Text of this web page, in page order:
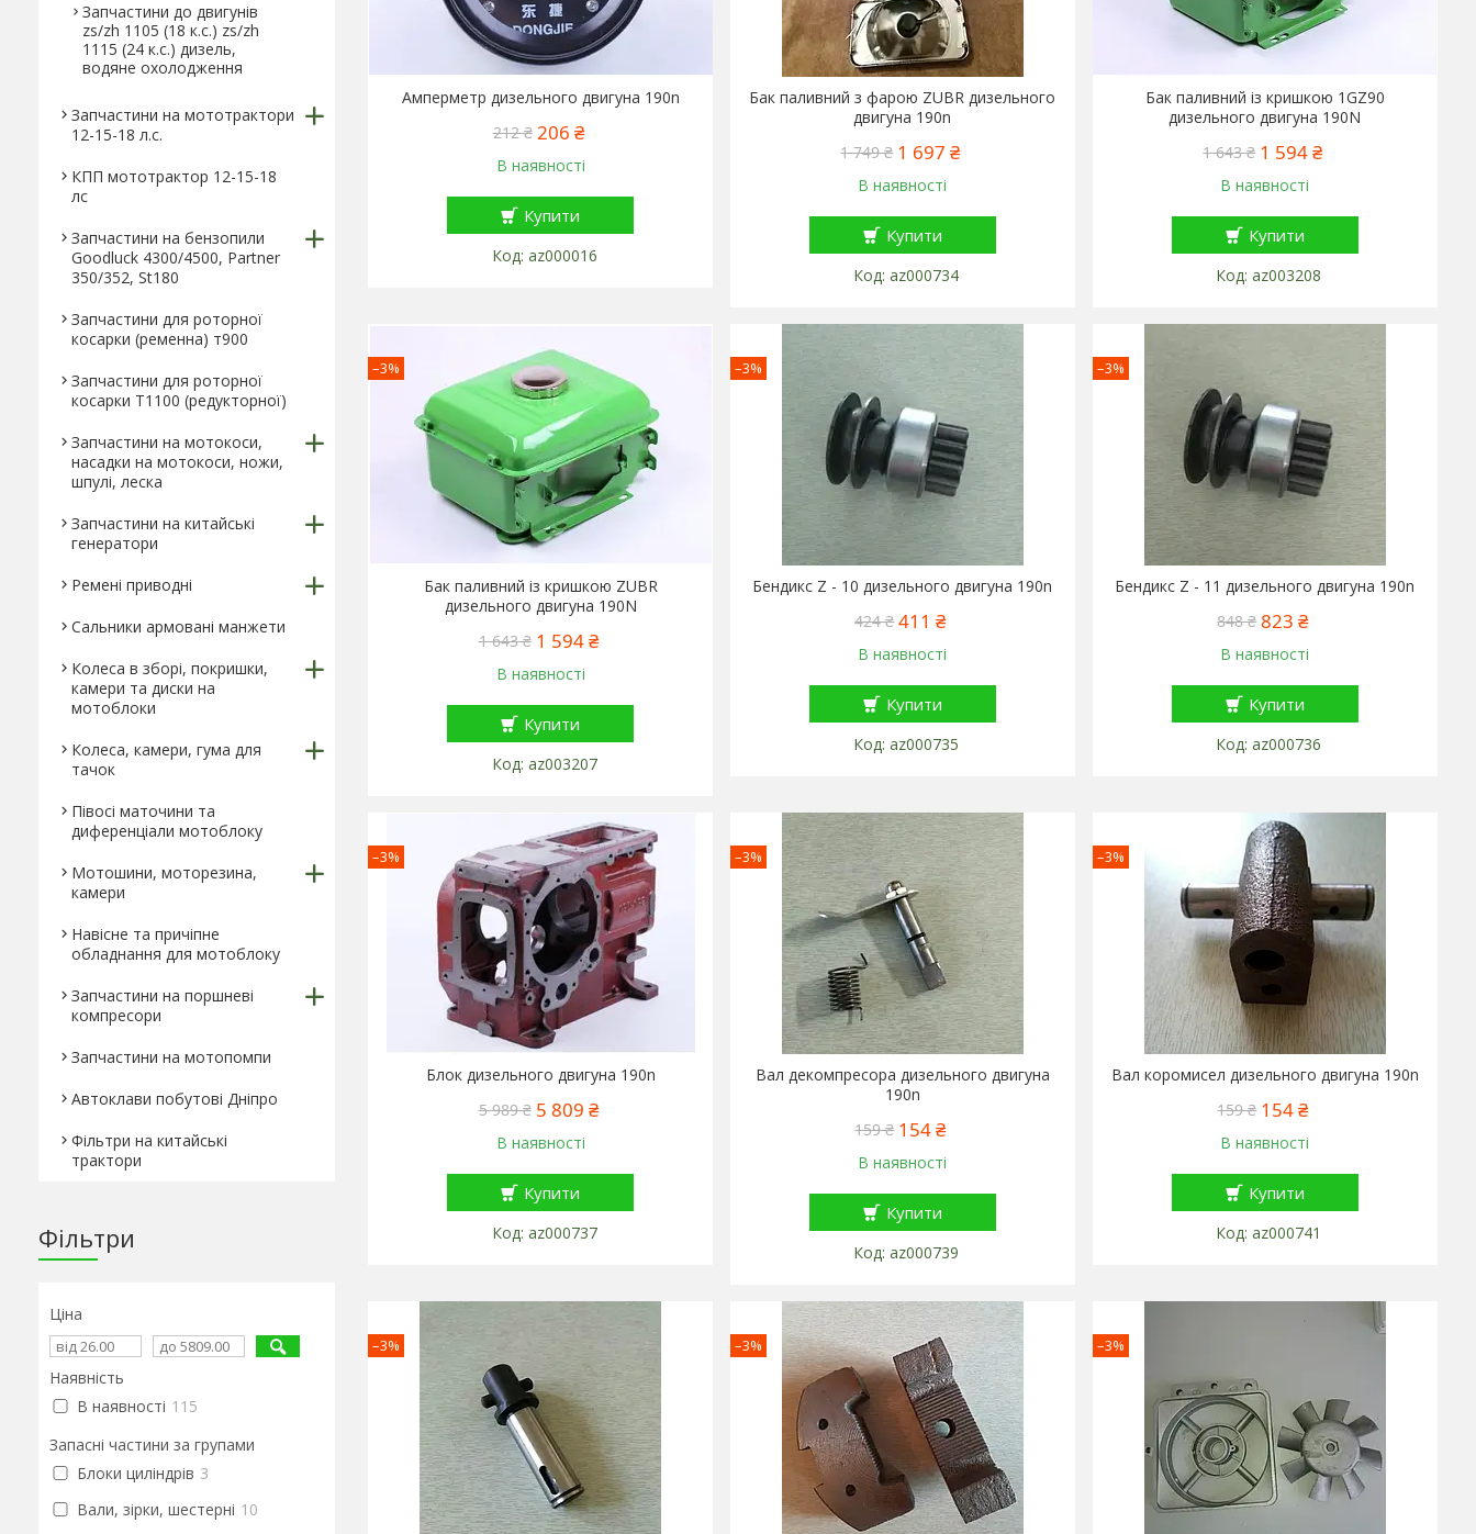
Амперметр дизельного двигуна 190n
212 ₴ 206 ₴
В наявності
Купити
az000016
Бак паливний з фарою ZUBR дизельного
двигуна 190n
1 749 ₴ 1 697 ₴
В наявності
Купити
az000734
Бак паливний із кришкою 1GZ90
дизельного двигуна 190N
1 643 ₴ 1 594 ₴
В наявності
Купити
az003208
–3%
Бак паливний із кришкою ZUBR
дизельного двигуна 190N
1 643 ₴ 1 594 ₴
В наявності
Купити
az003207
–3%
Бендикс Z - 10 дизельного двигуна 190n
424 ₴ 411 ₴
В наявності
Купити
az000735
–3%
Бендикс Z - 11 дизельного двигуна 190n
848 ₴ 823 ₴
В наявності
Купити
az000736
–3%
Блок дизельного двигуна 190n
5 989 ₴ 5 809 ₴
В наявності
Купити
az000737
–3%
Вал декомпресора дизельного двигуна
190n
159 ₴ 154 ₴
В наявності
Купити
az000739
–3%
Вал коромисел дизельного двигуна 190n
159 ₴ 154 ₴
В наявності
Купити
az000741
–3% –3% –3%
Запчастини до двигунів
zs/zh 1105 (18 к.с.) zs/zh
1115 (24 к.с.) дизель,
водяне охолодження
Запчастини на мототрактори
12-15-18 л.с.
КПП мототрактор 12-15-18
лс
Запчастини на бензопили
Goodluck 4300/4500, Partner
350/352, St180
Запчастини для роторної
косарки (ременна) т900
Запчастини для роторної
косарки Т1100 (редукторної)
Запчастини на мотокоси,
насадки на мотокоси, ножи,
шпулі, леска
Запчастини на китайські
генератори
Ремені приводні
Сальники армовані манжети
Колеса в зборі, покришки,
камери та диски на
мотоблоки
Колеса, камери, гума для
тачок
Півосі маточини та
диференціали мотоблоку
Мотошини, моторезина,
камери
Навісне та причіпне
обладнання для мотоблоку
Запчастини на поршневі
компресори
Запчастини на мотопомпи
Автоклави побутові Дніпро
Фільтри на китайські
трактори
Фільтри
Ціна
Наявність
В наявності 115
Запасні частини за групами
Блоки циліндрів 3
Вали, зірки, шестерні 10